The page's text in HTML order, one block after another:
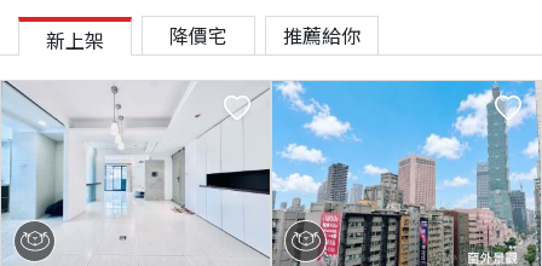
新上架 降價宅 推薦給你